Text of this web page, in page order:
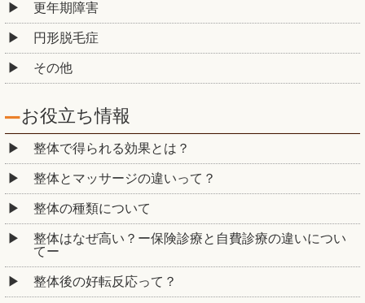
更年期障害
円形脱毛症
その他
お役立ち情報
整体で得られる効果とは？
整体とマッサージの違いって？
整体の種類について
整体はなぜ高い？ー保険診療と自費診療の違いについ
てー
整体後の好転反応って？